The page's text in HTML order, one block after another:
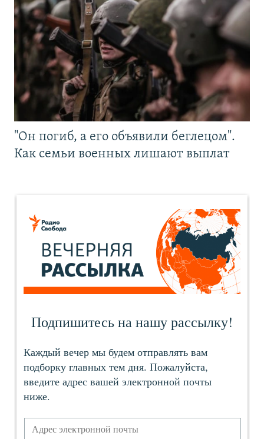
"Он погиб, а его объявили беглецом".
Как семьи военных лишают выплат